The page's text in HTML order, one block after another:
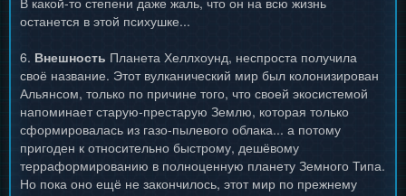
останется в этой психушке...
6. Внешность Планета Хеллхоунд, неспроста получила
своё название. Этот вулканический мир был колонизирован
Альянсом, только по причине того, что своей экосистемой
напоминает старую-престарую Землю, которая только
сформировалась из газо-пылевого облака... а потому
пригоден к относительно быстрому, дешёвому
терраформированию в полноценную планету Земного Типа.
Но пока оно ещё не закончилось, этот мир по прежнему